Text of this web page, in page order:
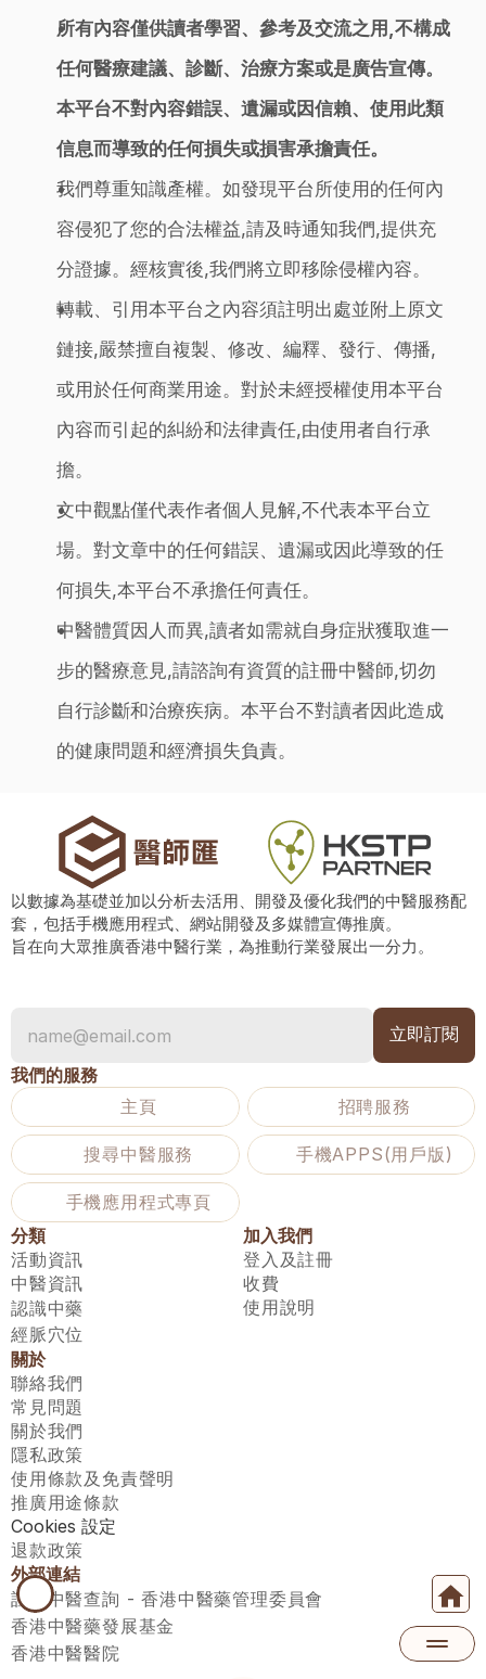
所有內容僅供讀者學習、參考及交流之用,不構成
任何醫療建議、診斷、治療方案或是廣告宣傳。
本平台不對內容錯誤、遺漏或因信賴、使用此類
信息而導致的任何損失或損害承擔責任。
我們尊重知識產權。如發現平台所使用的任何內
容侵犯了您的合法權益,請及時通知我們,提供充
分證據。經核實後,我們將立即移除侵權內容。
轉載、引用本平台之內容須註明出處並附上原文
鏈接,嚴禁擅自複製、修改、編釋、發行、傳播,
或用於任何商業用途。對於未經授權使用本平台
內容而引起的糾紛和法律責任,由使用者自行承
擔。
文中觀點僅代表作者個人見解,不代表本平台立
場。對文章中的任何錯誤、遺漏或因此導致的任
何損失,本平台不承擔任何責任。
中醫體質因人而異,讀者如需就自身症狀獲取進一
步的醫療意見,請諮詢有資質的註冊中醫師,切勿
自行診斷和治療疾病。本平台不對讀者因此造成
的健康問題和經濟損失負責。
以數據為基礎並加以分析去活用、開發及優化我們的中醫服務配
套，包括手機應用程式、網站開發及多媒體宣傳推廣。
旨在向大眾推廣香港中醫行業，為推動行業發展出一分力。
我們的服務
主頁
招聘服務
搜尋中醫服務 手機APPS(用戶版)
手機應用程式專頁
分類
活動資訊
中醫資訊
認識中藥
經脈穴位
加入我們
登入及註冊
收費
使用說明
關於
聯絡我們
常見問題
關於我們
隱私政策
使用條款及免責聲明
推廣用途條款
Cookies 設定
退款政策
外部連結
註冊中醫查詢 - 香港中醫藥管理委員會
香港中醫藥發展基金
香港中醫醫院